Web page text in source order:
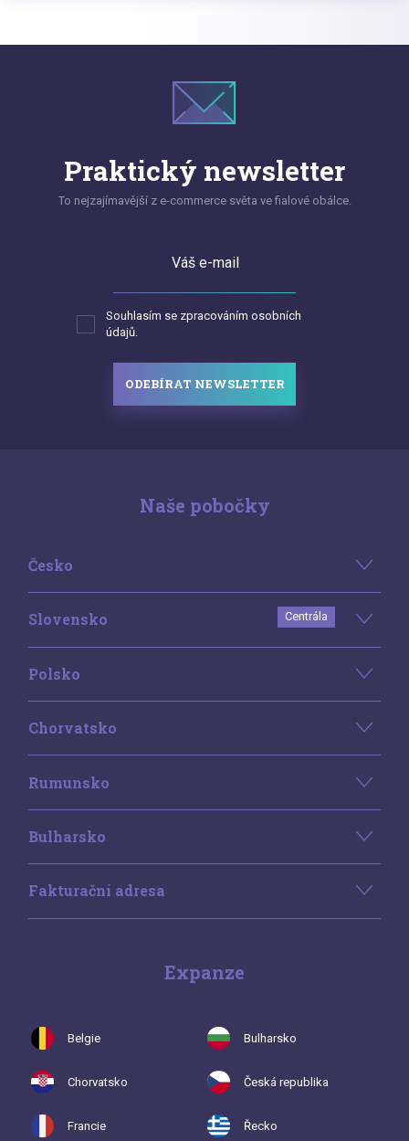
Praktický newsletter
To nejzajímavější z e-commerce světa ve fialové obálce.
Váš e-mail
Souhlasím se zpracováním osobních
údajů.
ODEBÍRAT NEWSLETTER
Naše pobočky
Česko
Slovensko Centrála
Polsko
Chorvatsko
Rumunsko
Bulharsko
Fakturační adresa
Expanze
Belgie Bulharsko
Chorvatsko Česká republika
Francie Řecko